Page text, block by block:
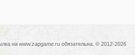
на www.zapgame.ru обязательна. © 2012-2026